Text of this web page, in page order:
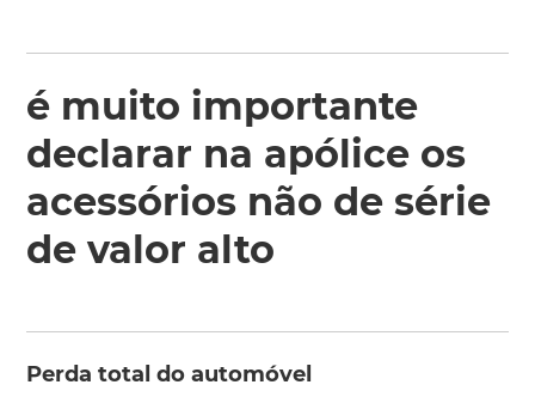
é muito importante
declarar na apólice os
acessórios não de série
de valor alto
Perda total do automóvel